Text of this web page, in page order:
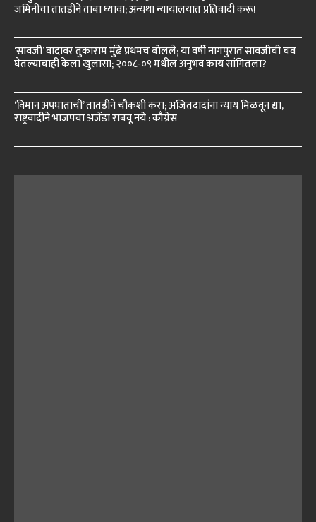
जमिनींचा तातडीने ताबा घ्यावा; अन्यथा न्यायालयात प्रतिवादी करू!
‘सावजी’ वादावर तुकाराम मुंढे प्रथमच बोलले; या वर्षी नागपुरात सावजीची चव
घेतल्याचाही केला खुलासा; २००८-०९ मधील अनुभव काय सांगितला?
‘विमान अपघाताची’ तातडीने चौकशी करा; अजितदादांना न्याय मिळवून द्या,
राष्ट्रवादीने भाजपचा अजेंडा राबवू नये : काँग्रेस